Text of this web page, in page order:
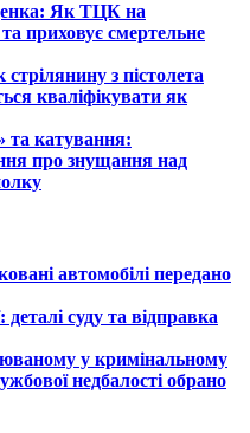
Як ТЦК на
приховує смертельне
з пістолета
кваліфікувати як
та катування:
про знущання над
автомобілі передано
деталі суду та відправка
у кримінальному
недбалості обрано